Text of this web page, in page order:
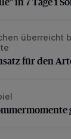
für den
überreicht
für den